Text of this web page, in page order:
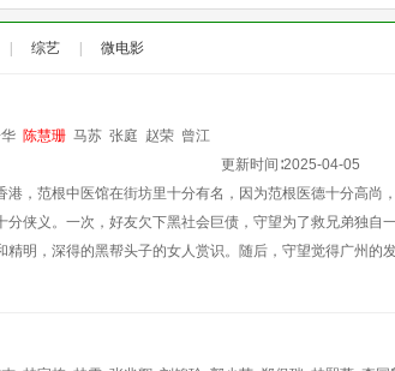
综艺 微电影
陈慧珊 马苏 张庭 赵荣 曾江
更新时间∶2025-04-05
港，范根中医馆在街坊里十分有名，因为范根医德十分高
分侠义。一次，好友欠下黑社会巨债，守望为了救兄弟独自
精明，深得的黑帮头子的女人赏识。随后，守望觉得广州的